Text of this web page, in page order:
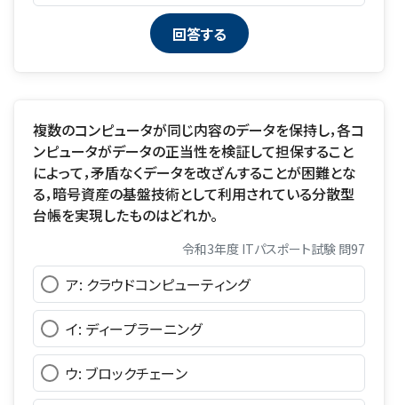
複数のコンピュータが同じ内容のデータを保持し，各コ
ンピュータがデータの正当性を検証して担保すること
によって，矛盾なくデータを改ざんすることが困難とな
る，暗号資産の基盤技術として利用されている分散型
台帳を実現したものはどれか。
令和3年度 ITパスポート試験 問97
ア: クラウドコンピューティング
イ: ディープラーニング
ウ: ブロックチェーン